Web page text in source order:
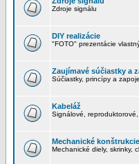
Zdroje signálu
DIY realizácie
"FOTO" prezentácie
Zaujímavé súčiastky a
Súčiastky, princípy a
Kabeláž
Signálové,
Mechanické konštrukcie
Mechanické diely, skrinky,